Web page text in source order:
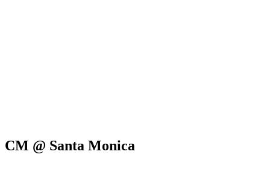
CM @ Santa Monica